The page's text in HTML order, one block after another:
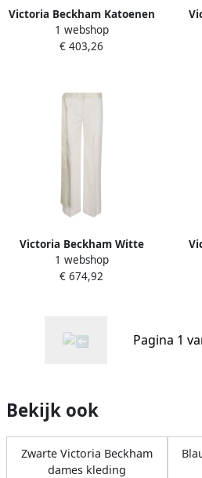
Victoria Beckham Katoenen
shirt White Dames
1 webshop
€ 403,26
Victoria Beckham Witte
elegante broek White
Dames
1 webshop
€ 674,92
Pagina 1
Bekijk ook
Zwarte Victoria Beckham
dames kleding